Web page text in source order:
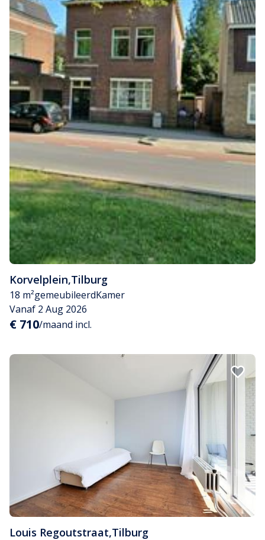
Korvelplein,Tilburg
18 m²gemeubileerdKamer
Vanaf 2 Aug 2026
€ 710/maand incl.
Louis Regoutstraat,Tilburg